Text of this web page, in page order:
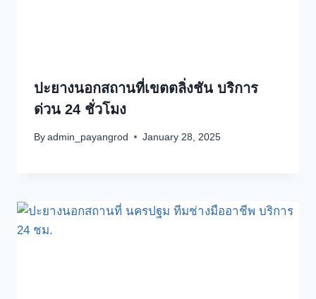
ปะยางนอกสถานที่เขตตลิ่งชัน บริการ
ด่วน 24 ชั่วโมง
By admin_payangrod January 28, 2025